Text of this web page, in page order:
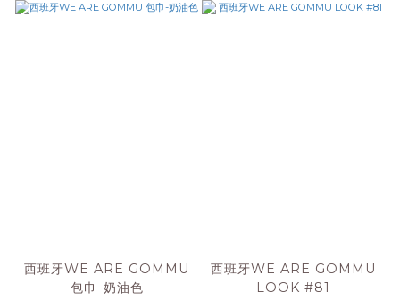
西班牙WE ARE GOMMU
包巾-奶油色
西班牙WE ARE GOMMU
LOOK #81